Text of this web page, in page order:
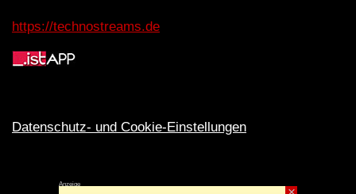
https://technostreams.de
Datenschutz- und Cookie-Einstellungen
Anzeige